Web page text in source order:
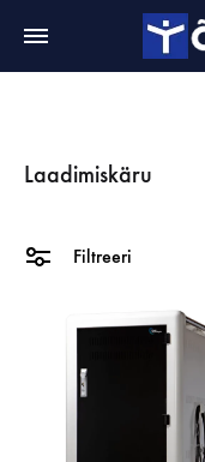
Laadimiskäru
Filtreeri